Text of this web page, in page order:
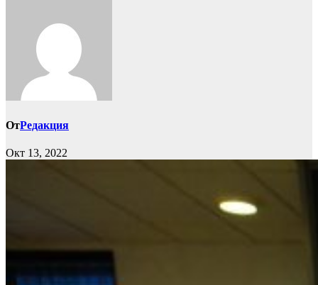
ОтРедакция
Окт 13, 2022